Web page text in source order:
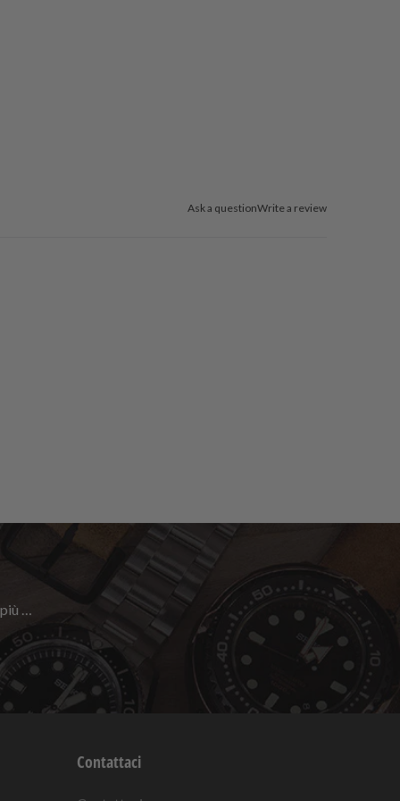
Ask a questionWrite a review
…
Contattaci